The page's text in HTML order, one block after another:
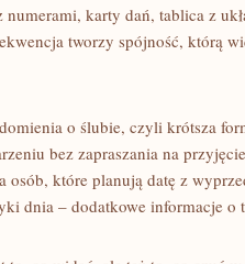
karty dań, tablica z
tworzy spójność, którą
o ślubie, czyli krótsza
bez zapraszania na
osób, które planują datę z
dnia – dodatkowe informacje o